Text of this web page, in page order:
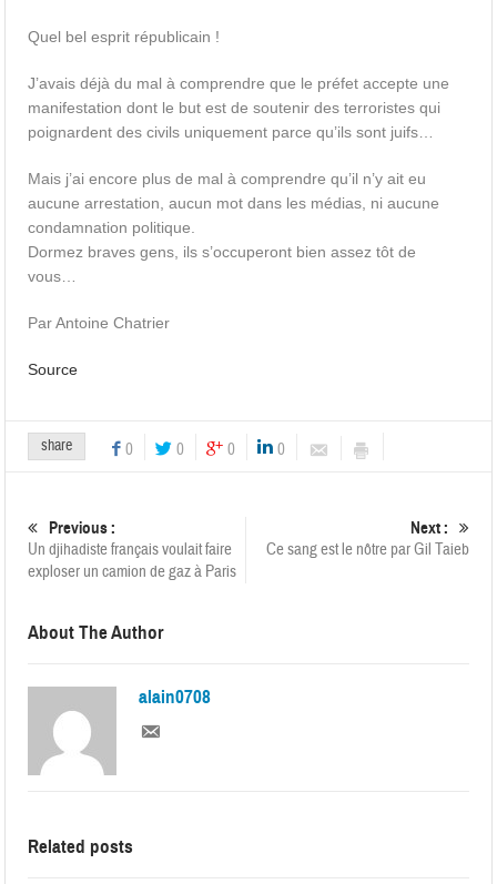
Quel bel esprit républicain !
J’avais déjà du mal à comprendre que le préfet accepte une
manifestation dont le but est de soutenir des terroristes qui
poignardent des civils uniquement parce qu’ils sont juifs…
Mais j’ai encore plus de mal à comprendre qu’il n’y ait eu
aucune arrestation, aucun mot dans les médias, ni aucune
condamnation politique.
Dormez braves gens, ils s’occuperont bien assez tôt de
vous…
Par Antoine Chatrier
Source
share 0 0 0 0
Previous :
Un djihadiste français voulait faire
exploser un camion de gaz à Paris
Next :
Ce sang est le nôtre par Gil Taieb
About The Author
alain0708
Related posts